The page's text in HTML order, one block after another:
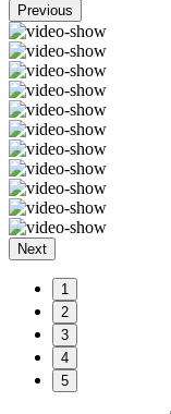
Previous
Next
1
2
3
4
5